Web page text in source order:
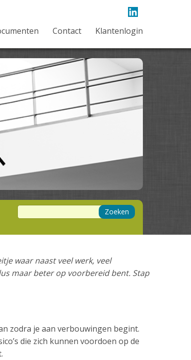
Contact Klantenlogin
Zoeken
waar naast veel werk, veel
maar beter op voorbereid bent. Stap
zodra je aan verbouwingen begint.
die zich kunnen voordoen op de